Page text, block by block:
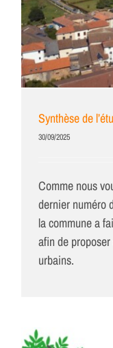
Synthèse de
30/09/2025
Comme nous
dernier numéro
la commune a
afin de
urbains.